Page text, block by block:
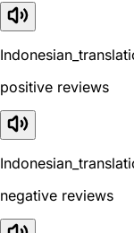
positive reviews
negative reviews